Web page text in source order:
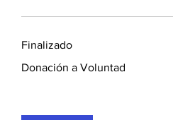
Finalizado
Donación a Voluntad